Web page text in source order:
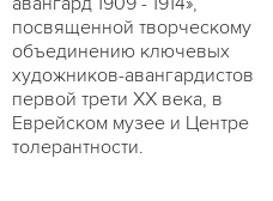
посвященной творческому
объединению ключевых
художников-авангардистов
первой трети ХХ века, в
Еврейском музее и Центре
толерантности.